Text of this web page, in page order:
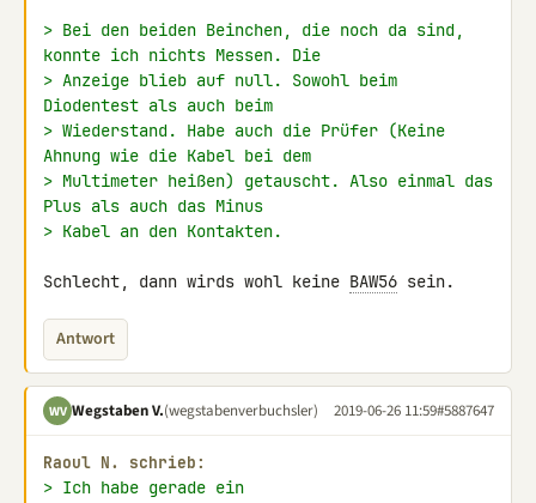
> Bei den beiden Beinchen, die noch da sind,
konnte ich nichts Messen. Die
> Anzeige blieb auf null. Sowohl beim
Diodentest als auch beim
> Wiederstand. Habe auch die Prüfer (Keine
Ahnung wie die Kabel bei dem
> Multimeter heißen) getauscht. Also einmal das
Plus als auch das Minus
> Kabel an den Kontakten.
Schlecht, dann wirds wohl keine BAW56 sein.
Antwort
WV Wegstaben V.(wegstabenverbuchsler) 2019-06-26 11:59#5887647
Raoul N. schrieb:
> Ich habe gerade ein